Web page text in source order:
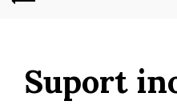
Suport